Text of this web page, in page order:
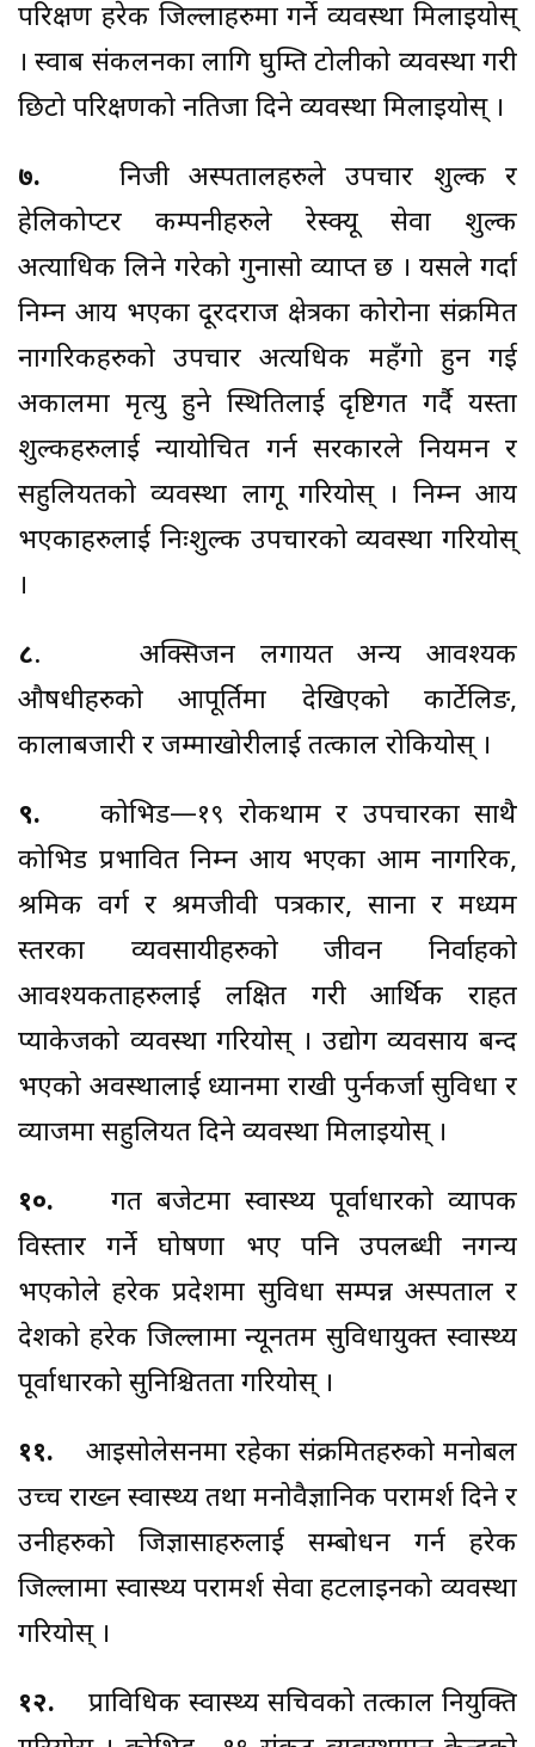
परिक्षण हरेक जिल्लाहरुमा गर्ने व्यवस्था मिलाइयोस्
। स्वाब संकलनका लागि घुम्ति टोलीको व्यवस्था गरी
छिटो परिक्षणको नतिजा दिने व्यवस्था मिलाइयोस् ।
७.
निजी अस्पतालहरुले उपचार शुल्क र
हेलिकोप्टर कम्पनीहरुले रेस्क्यू सेवा शुल्क
अत्याधिक लिने गरेको गुनासो व्याप्त छ । यसले गर्दा
निम्न आय भएका दूरदराज क्षेत्रका कोरोना संक्रमित
नागरिकहरुको उपचार अत्यधिक महँगो हुन गई
अकालमा मृत्यु हुने स्थितिलाई दृष्टिगत गर्दै यस्ता
शुल्कहरुलाई न्यायोचित गर्न सरकारले नियमन र
सहुलियतको व्यवस्था लागू गरियोस् । निम्न आय
भएकाहरुलाई निःशुल्क उपचारको व्यवस्था गरियोस्
।
८. अक्सिजन लगायत अन्य आवश्यक
औषधीहरुको आपूर्तिमा देखिएको कार्टेलिङ,
कालाबजारी र जम्माखोरीलाई तत्काल रोकियोस् ।
९. कोभिड—१९ रोकथाम र उपचारका साथै
कोभिड प्रभावित निम्न आय भएका आम नागरिक,
श्रमिक वर्ग र श्रमजीवी पत्रकार, साना र मध्यम
स्तरका व्यवसायीहरुको जीवन निर्वाहको
आवश्यकताहरुलाई लक्षित गरी आर्थिक राहत
प्याकेजको व्यवस्था गरियोस् । उद्योग व्यवसाय बन्द
भएको अवस्थालाई ध्यानमा राखी पुर्नकर्जा सुविधा र
व्याजमा सहुलियत दिने व्यवस्था मिलाइयोस् ।
१०. गत बजेटमा स्वास्थ्य पूर्वाधारको व्यापक
विस्तार गर्ने घोषणा भए पनि उपलब्धी नगन्य
भएकोले हरेक प्रदेशमा सुविधा सम्पन्न अस्पताल र
देशको हरेक जिल्लामा न्यूनतम सुविधायुक्त स्वास्थ्य
पूर्वाधारको सुनिश्चितता गरियोस् ।
११. आइसोलेसनमा रहेका संक्रमितहरुको मनोबल
उच्च राख्न स्वास्थ्य तथा मनोवैज्ञानिक परामर्श दिने र
उनीहरुको जिज्ञासाहरुलाई सम्बोधन गर्न हरेक
जिल्लामा स्वास्थ्य परामर्श सेवा हटलाइनको व्यवस्था
गरियोस् ।
१२.
प्राविधिक स्वास्थ्य सचिवको तत्काल नियुक्ति